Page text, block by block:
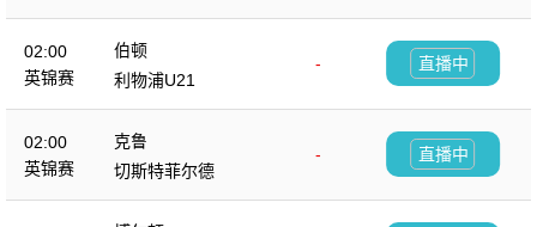
02:00
英锦赛
伯顿
-
利物浦U21
直播中
02:00
英锦赛
克鲁
-
切斯特菲尔德
直播中